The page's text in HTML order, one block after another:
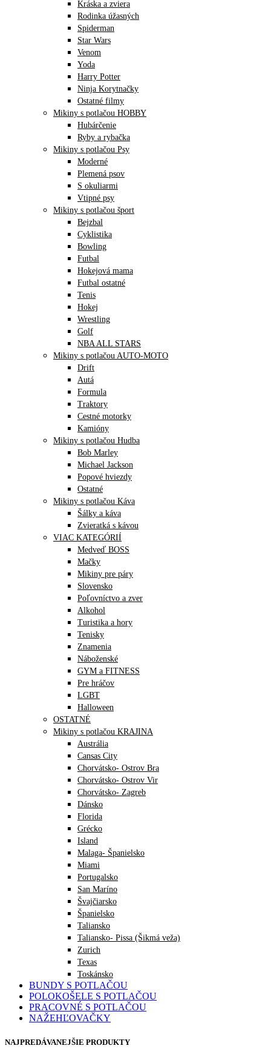
Kráska a zviera
Rodinka úžasných
Spiderman
Star Wars
Venom
Yoda
Harry Potter
Ninja Korytnačky
Ostatné filmy
Mikiny s potlačou HOBBY
Hubárčenie
Ryby a rybačka
Mikiny s potlačou Psy
Moderné
Plemená psov
S okuliarmi
Vtipné psy
Mikiny s potlačou šport
Bejzbal
Cyklistika
Bowling
Futbal
Hokejová mama
Futbal ostatné
Tenis
Hokej
Wrestling
Golf
NBA ALL STARS
Mikiny s potlačou AUTO-MOTO
Drift
Autá
Formula
Traktory
Cestné motorky
Kamióny
Mikiny s potlačou Hudba
Bob Marley
Michael Jackson
Popové hviezdy
Ostatné
Mikiny s potlačou Káva
Šálky a káva
Zvieratká s kávou
VIAC KATEGÓRIÍ
Medveď BOSS
Mačky
Mikiny pre páry
Slovensko
Poľovníctvo a zver
Alkohol
Turistika a hory
Tenisky
Znamenia
Náboženské
GYM a FITNESS
Pre hráčov
LGBT
Halloween
OSTATNÉ
Mikiny s potlačou KRAJINA
Austrália
Cansas City
Chorvátsko- Ostrov Bra
Chorvátsko- Ostrov Vir
Chorvátsko- Zagreb
Dánsko
Florida
Grécko
Island
Malaga- Španielsko
Miami
Portugalsko
San Maríno
Švajčiarsko
Španielsko
Taliansko
Taliansko- Pissa (Šikmá veža)
Zurich
Texas
Toskánsko
BUNDY S POTLAČOU
POLOKOŠELE S POTLAČOU
PRACOVNÉ S POTLAČOU
NAŽEHĽOVAČKY
NAJPREDÁVANEJŠIE PRODUKTY